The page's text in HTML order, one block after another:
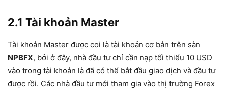
2.1 Tài khoản Master
Tài khoản Master được coi là tài khoản cơ bản trên sàn
NPBFX, bởi ở đây, nhà đầu tư chỉ cần nạp tối thiểu 10 USD
vào trong tài khoản là đã có thể bắt đầu giao dịch và đầu tư
được rồi. Các nhà đầu tư mới tham gia vào thị trường Forex